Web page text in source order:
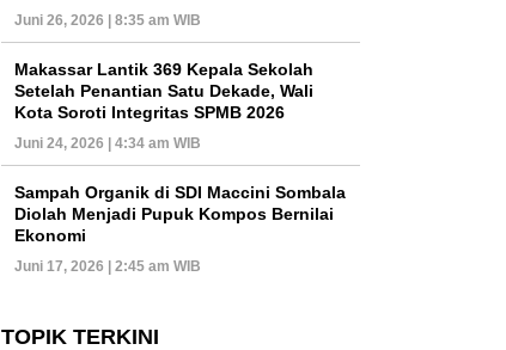
Juni 26, 2026 | 8:35 am WIB
Makassar Lantik 369 Kepala Sekolah
Setelah Penantian Satu Dekade, Wali
Kota Soroti Integritas SPMB 2026
Juni 24, 2026 | 4:34 am WIB
Sampah Organik di SDI Maccini Sombala
Diolah Menjadi Pupuk Kompos Bernilai
Ekonomi
Juni 17, 2026 | 2:45 am WIB
TOPIK TERKINI